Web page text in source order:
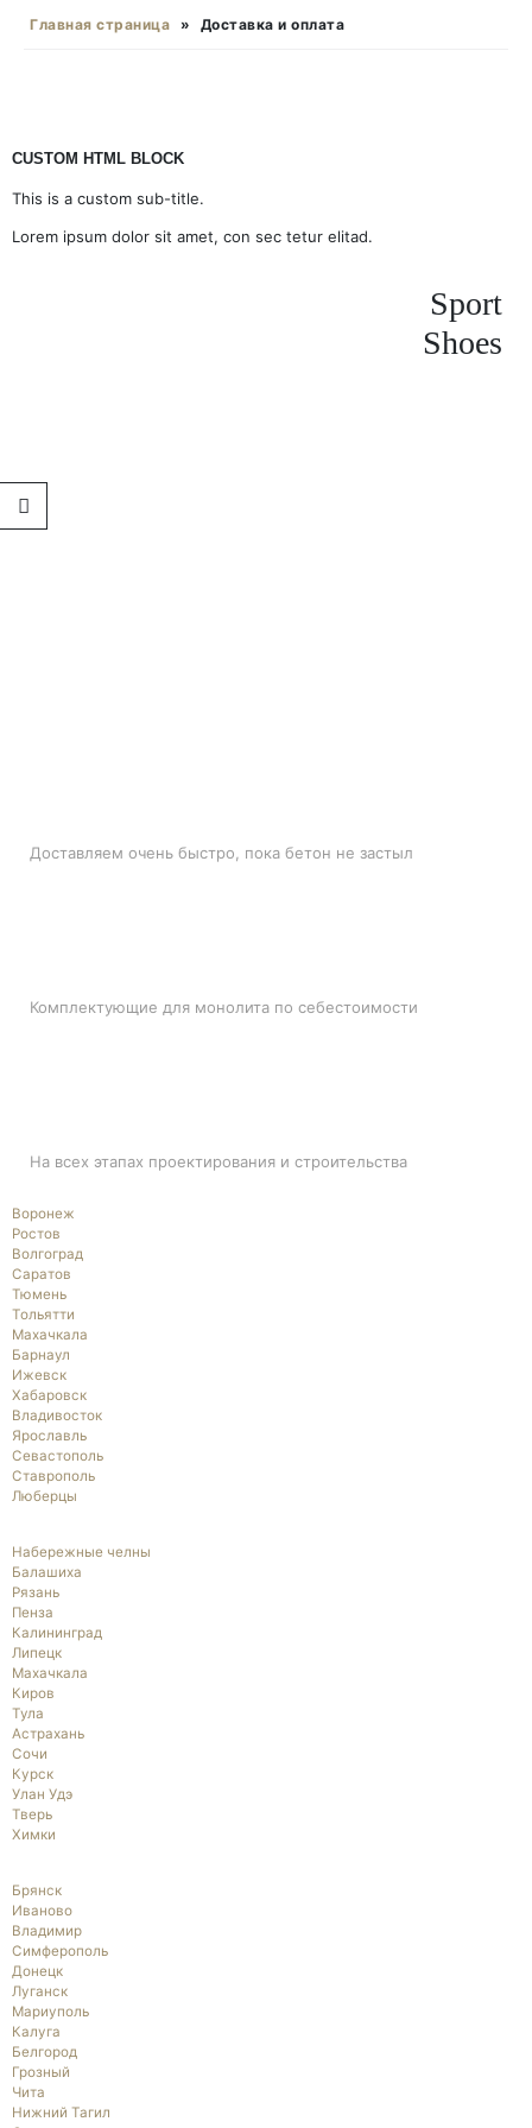
Главная страница » Доставка и оплата
CUSTOM HTML BLOCK
This is a custom sub-title.
Lorem ipsum dolor sit amet, con sec tetur elitad.
Sport
Shoes
Доставляем очень быстро, пока бетон не застыл
Комплектующие для монолита по себестоимости
На всех этапах проектирования и строительства
Воронеж
Ростов
Волгоград
Саратов
Тюмень
Тольятти
Махачкала
Барнаул
Ижевск
Хабаровск
Владивосток
Ярославль
Севастополь
Ставрополь
Люберцы
Набережные челны
Балашиха
Рязань
Пенза
Калининград
Липецк
Махачкала
Киров
Тула
Астрахань
Сочи
Курск
Улан Удэ
Тверь
Химки
Брянск
Иваново
Владимир
Симферополь
Донецк
Луганск
Мариуполь
Калуга
Белгород
Грозный
Чита
Нижний Тагил